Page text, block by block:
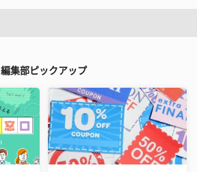
編集部ピックアップ